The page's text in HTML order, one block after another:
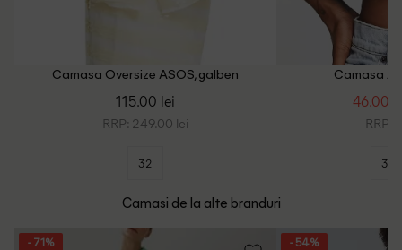
Camasa Oversize ASOS, galben
115.00 lei
RRP: 249.00 lei
32
Camasa
46.00
RRP:
36
Camasi de la alte branduri
- 71% - 54%